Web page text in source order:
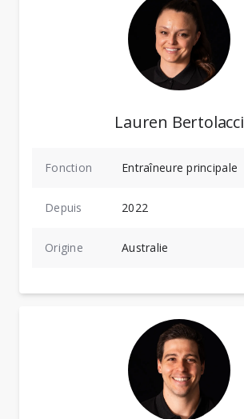
Lauren Bertolacci
Fonction Entraîneure principale
Depuis 2022
Origine Australie